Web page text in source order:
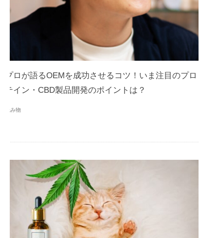
プロが語るOEMを成功させるコツ！いま注目のプロ
テイン・CBD製品開発のポイントは？
読み物